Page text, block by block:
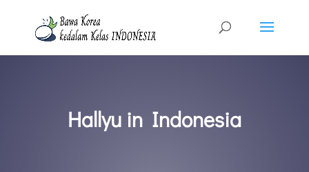
Hallyu in Indonesia